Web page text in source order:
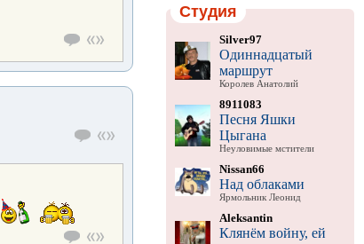
Студия
Silver97
Одиннадцатый
маршрут
Королев Анатолий
8911083
Песня Яшки
Цыгана
Неуловимые мстители
Nissan66
Над облаками
Ярмольник Леонид
Aleksantin
Клянём войну, ей